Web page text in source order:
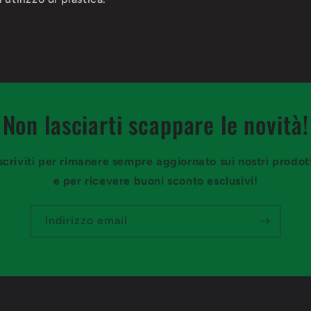
Non lasciarti scappare le novità!
per rimanere sempre aggiornato sui nostri
e per ricevere buoni sconto esclusivi!
Indirizzo email